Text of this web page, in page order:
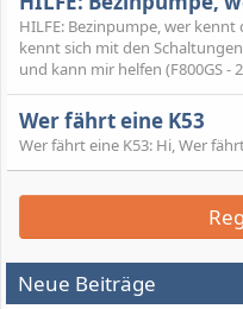
HILFE: Bezinpumpe, wer
kennt sich mit den
und kann mir helfen (F800GS -
Wer fährt eine K53
Wer fährt eine K53: Hi, Wer
Neue Beiträge